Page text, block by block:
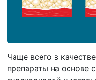
Чаще всего в
препараты на основе